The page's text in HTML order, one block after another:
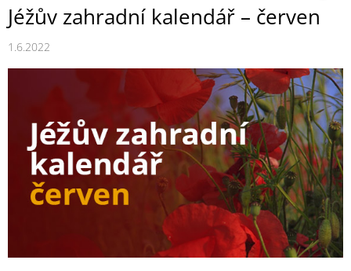
Jéžův zahradní kalendář – červen
1.6.2022